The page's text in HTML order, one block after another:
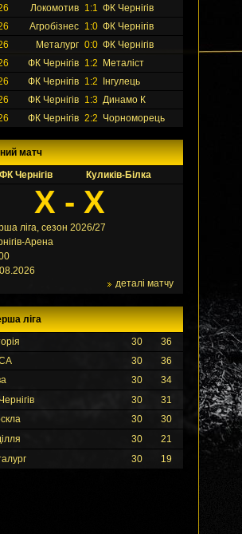
Локомотив 1:1 ФК Чернігів
Агробізнес 1:0 ФК Чернігів
Металург 0:0 ФК Чернігів
ФК Чернігів 1:2
Металіст
ФК Чернігів 1:2
Інгулець
ФК Чернігів 1:3 Динамо К
ФК Чернігів 2:2 Чорноморець
матч
ФК Чернігів
Куликів-Білка
X - X
ліга, сезон 2026/27
Арена
деталі матчу
ліга
30
36
30
36
30
34
30
31
30
30
30
21
30 19